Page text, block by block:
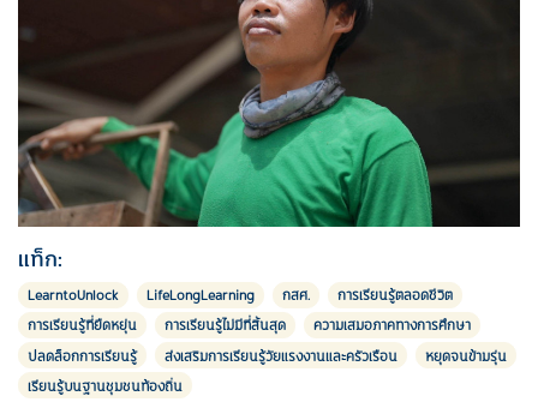
แท็ก:
LearntoUnlock LifeLongLearning กสศ.
การเรียนรู้ตลอดชีวิต
การเรียนรู้ที่ยืดหยุ่น
การเรียนรู้ไม่มีที่สิ้นสุด
ความเสมอภาคทางการศึกษา
ปลดล็อกการเรียนรู้
ส่งเสริมการเรียนรู้วัยแรงงานและครัวเรือน
หยุดจนข้ามรุ่น
เรียนรู้บนฐานชุมชนท้องถิ่น